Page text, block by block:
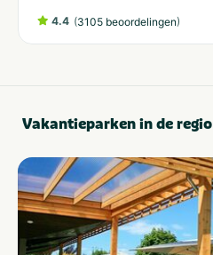
4.4 (3105 beoordelingen)
Vakantieparken in de regio